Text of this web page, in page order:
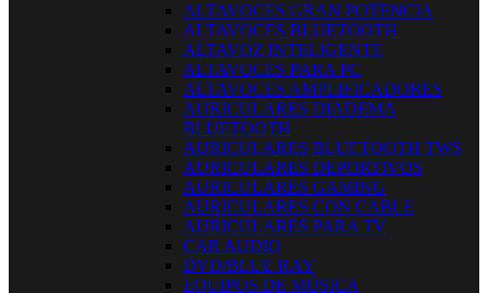
ALTAVOCES GRAN POTENCIA
ALTAVOCES BLUETOOTH
ALTAVOZ INTELIGENTE
ALTAVOCES PARA PC
ALTAVOCES AMPLIFICADORES
AURICULARES DIADEMA
BLUETOOTH
AURICULARES BLUETOOTH TWS
AURICULARES DEPORTIVOS
AURICULARES GAMING
AURICULARES CON CABLE
AURICULARES PARA TV
CAR AUDIO
DVD/BLUE RAY
EQUIPOS DE MÚSICA